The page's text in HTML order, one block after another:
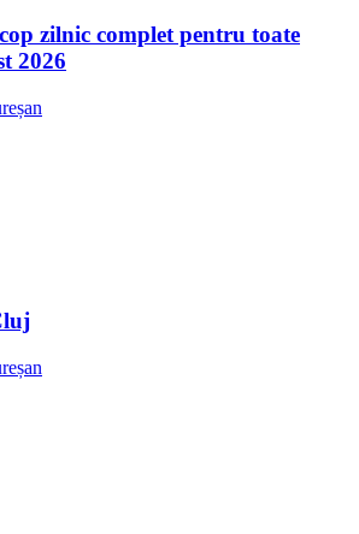
zilnic complet pentru toate
2026